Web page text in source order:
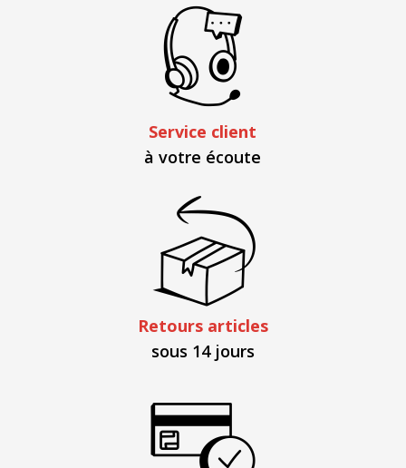
Service client
à votre écoute
Retours articles
sous 14 jours